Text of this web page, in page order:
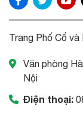
Trang Phố Cổ
Văn phòng
Nội
Điện thoại: